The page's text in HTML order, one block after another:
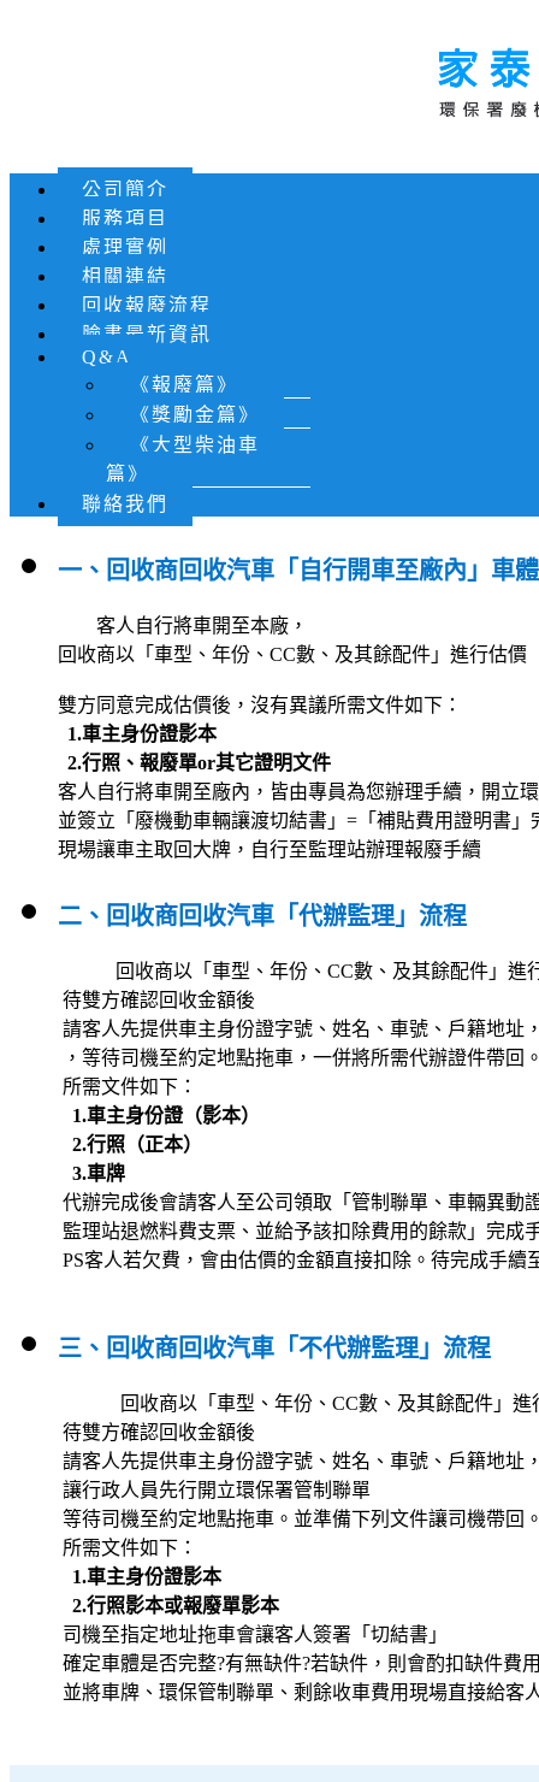
公司簡介
服務項目
處理實例
相關連結
回收報廢流程
臉書最新資訊
Q&A
《報廢篇》
《獎勵金篇》
《大型柴油車
篇》
聯絡我們
一、回收商回收汽車「自行開車至廠內」車
客人自行將車開至本廠，
回收商以「車型、年份、CC數、及其餘配件」進行估價
雙方同意完成估價後，沒有異議所需文件如下：
1.車主身份證影本
2.行照、報廢單or其它證明文件
客人自行將車開至廠內，皆由專員為您辦理手續，開立環
並簽立「廢機動車輛讓渡切結書」=「補貼費用證明書」
現場讓車主取回大牌，自行至監理站辦理報廢手續
二、回收商回收汽車「代辦監理」流程
回收商以「車型、年份、CC數、及其餘配件」進
待雙方確認回收金額後
請客人先提供車主身份證字號、姓名、車號、戶籍地址，
，等待司機至約定地點拖車，一併將所需代辦證件帶回
所需文件如下：
1.車主身份證（影本）
2.行照（正本）
3.車牌
代辦完成後會請客人至公司領取「管制聯單、車輛異動
監理站退燃料費支票、並給予該扣除費用的餘款」完成
PS客人若欠費，會由估價的金額直接扣除。待完成手續
三、回收商回收汽車「不代辦監理」流程
回收商以「車型、年份、CC數、及其餘配件」進
待雙方確認回收金額後
請客人先提供車主身份證字號、姓名 、車號、戶籍地址
讓行政人員先行開立環保署管制聯單
等待司機至約定地點拖車。並準備下列文件讓司機帶回
所需文件如下：
1.車主身份證影本
2.行照影本或報廢單影本
司機至指定地址拖車會讓客人簽署「切結書」
確定車體是否完整?有無缺件?若缺件，則會酌扣缺件費
並將車牌、環保管制聯單、剩餘收車費用現場直接給客